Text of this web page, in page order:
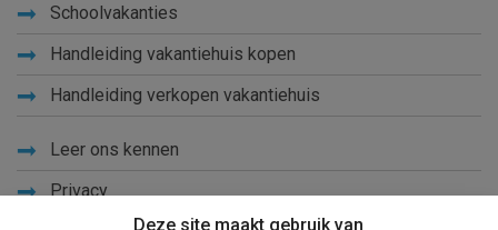
Deze site maakt gebruik van
Schoolvakanties
Handleiding vakantiehuis kopen
Handleiding verkopen vakantiehuis
Leer ons kennen
Privacy